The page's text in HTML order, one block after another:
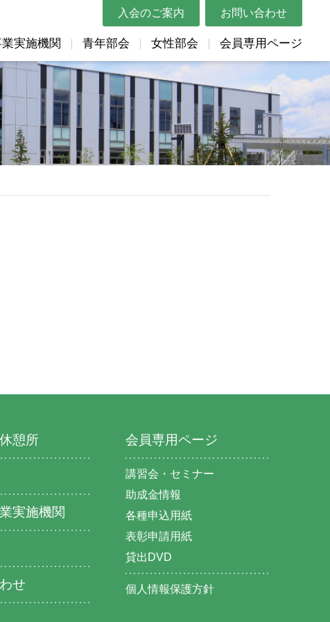
入会のご案内 お問い合わせ
ス
業リンク
団体リンク
都道府県トラック協会リンク
ムービー
マスコットキャラクター紹介
実施機関
概要
帳票類
教育資料
Gマーク関連
Gマーク関連（表彰関係）
巡回指導結果の統計
青年部会 女性部会 会員専用ページ
講習会・セミナー
助成金情報
各種申込用紙
表彰申請用紙
貸出DVD
憩所
実施機関
せ
会員専用ページ
講習会・セミナー
助成金情報
各種申込用紙
表彰申請用紙
貸出DVD
個人情報保護方針